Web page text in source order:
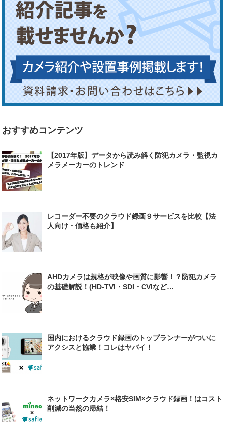
おすすめコンテンツ
【2017年版】データから読み解く防犯カメラ・監視カ
メラメーカーのトレンド
レコーダー不要のクラウド録画９サービスを比較【法
人向け・価格も紹介】
AHDカメラは規格が映像や画質に影響！？防犯カメラ
の基礎解説！(HD-TVI・SDI・CVIなど…
国内におけるクラウド録画のトップランナーがついに
アクシスと協業！コレはヤバイ！
ネットワークカメラ×格安SIM×クラウド録画！はコスト
削減の当然の帰結！